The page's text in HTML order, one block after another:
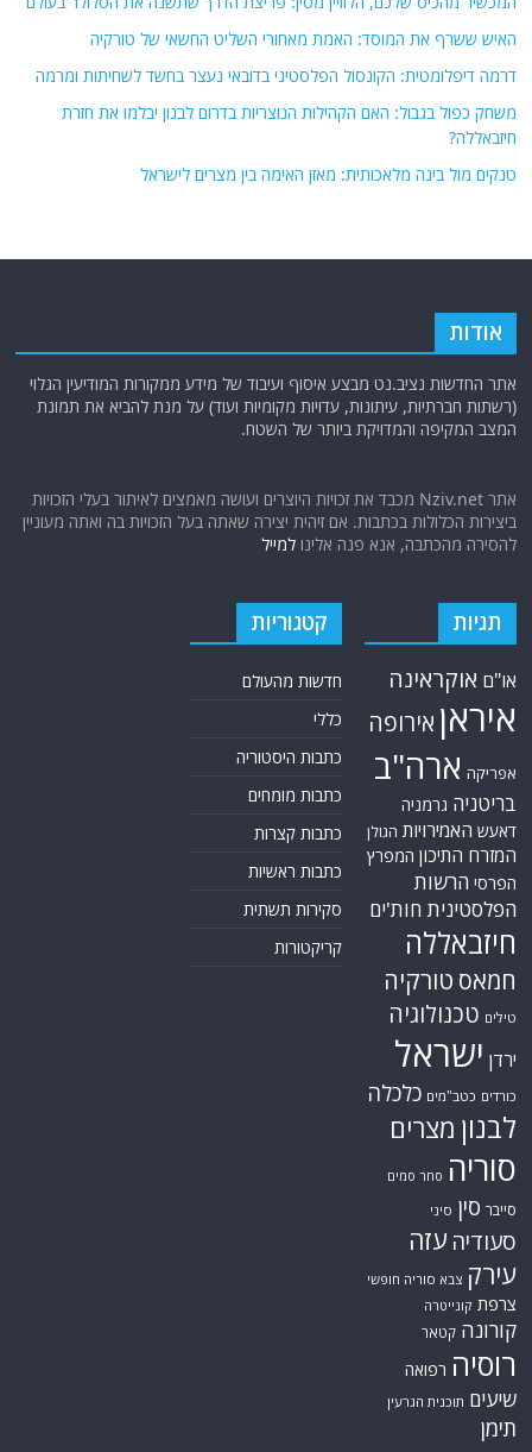
האיש ששרף את המוסד: האמת מאחורי השליט החשאי של טורקיה
דרמה דיפלומטית: הקונסול הפלסטיני בדובאי נעצר בחשד לשחיתות ומרמה
משחק כפול בגבול: האם הקהילות הנוצריות בדרום לבנון יבלמו את חזרת
חיזבאללה?
טנקים מול בינה מלאכותית: מאזן האימה בין מצרים לישראל
אודות
אתר החדשות נציב.נט מבצע איסוף ועיבוד של מידע ממקורות המודיעין הגלוי
(רשתות חברתיות, עיתונות, עדויות מקומיות ועוד) על מנת להביא את תמונת
המצב המקיפה והמדויקת ביותר של השטח.
אתר Nziv.net מכבד את זכויות היוצרים ועושה מאמצים לאיתור בעלי הזכויות
ביצירות הכלולות בכתבות. אם זיהית יצירה שאתה בעל הזכויות בה ואתה מעוניין
להסירה מהכתבה, אנא פנה אלינולמייל
תגיות
או"ם אוקראינה
איראן אירופה
אפריקה ארה"ב
בריטניה גרמניה
דאעש האמירויות הגולן
המזרח התיכון המפרץ
הפרסי הרשות
הפלסטינית חות'ים
חיזבאללה
חמאס טורקיה
טילים טכנולוגיה
ירדן ישראל
כורדים כטב"מים כלכלה
לבנון מצרים
סוריה סחר סמים
סייבר סין סיני
סעודיה עזה
עירק צבא סוריה חופשי
צרפת קונייטרה
קורונה קטאר
רוסיה רפואה
שיעים תוכנית הגרעין
תימן
קטגוריות
חדשות מהעולם
כללי
כתבות היסטוריה
כתבות מומחים
כתבות קצרות
כתבות ראשיות
סקירות תשתית
קריקטורות